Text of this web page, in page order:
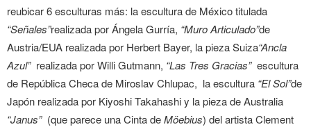
reubicar 6 esculturas más: la escultura de México titulada
“Señales”realizada por Ángela Gurría, “Muro Articulado”de
Austria/EUA realizada por Herbert Bayer, la pieza Suiza“Ancla
Azul”realizada por Willi Gutmann, “Las Tres Gracias” escultura
de República Checa de Miroslav Chlupac, la escultura “El Sol”de
Japón realizada por Kiyoshi Takahashi y la pieza de Australia
“Janus”(que parece una Cinta deMöebius) del artista Clement